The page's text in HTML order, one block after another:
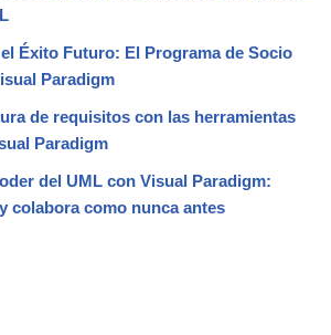
Éxito Futuro: El Programa de Socio
Paradigm
de requisitos con las herramientas
Paradigm
del UML con Visual Paradigm:
colabora como nunca antes